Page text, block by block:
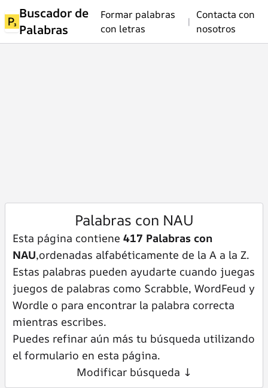
Buscador de
Palabras
Formar palabras
con letras
|
Contacta con
nosotros
Palabras con NAU
Esta página contiene 417 Palabras con
NAU,ordenadas alfabéticamente de la A a la Z.
Estas palabras pueden ayudarte cuando juegas
juegos de palabras como Scrabble, WordFeud y
Wordle o para encontrar la palabra correcta
mientras escribes.
Puedes refinar aún más tu búsqueda utilizando
el formulario en esta página.
Modificar búsqueda ↓